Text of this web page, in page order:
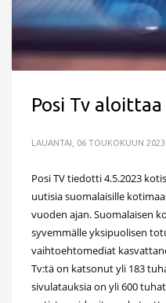
Posi Tv
LAUANTAI, 06 TOUKOKUUN 2023
Posi TV tiedotti 4.5.2023
uutisia suomalaisille
vuoden ajan. Suomalaisen
syvemmälle yksipuolisen
vaihtoehtomediat
Tv:tä on katsonut yli 183
sivulatauksia on yli 600